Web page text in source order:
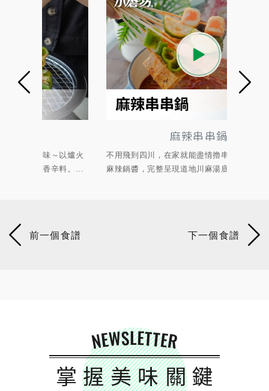
不用飛到四川，在家就能盡情擼串串！使用小磨坊
麻辣鍋醬，完整呈現道地川麻湯底，滾燙湯頭澆...
NEWSLETTER
掌握美味關鍵